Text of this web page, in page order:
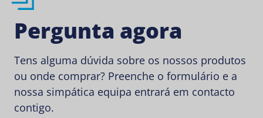
Pergunta agora
Tens alguma dúvida sobre os nossos produtos
ou onde comprar? Preenche o formulário e a
nossa simpática equipa entrará em contacto
contigo.